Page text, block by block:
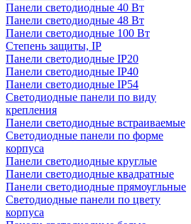
Панели светодиодные 40 Вт
Панели светодиодные 48 Вт
Панели светодиодные 100 Вт
Степень защиты, IP
Панели светодиодные IP20
Панели светодиодные IP40
Панели светодиодные IP54
Светодиодные панели по виду
крепления
Панели светодиодные встраиваемые
Светодиодные панели по форме
корпуса
Панели светодиодные круглые
Панели светодиодные квадратные
Панели светодиодные прямоугльные
Светодиодные панели по цвету
корпуса